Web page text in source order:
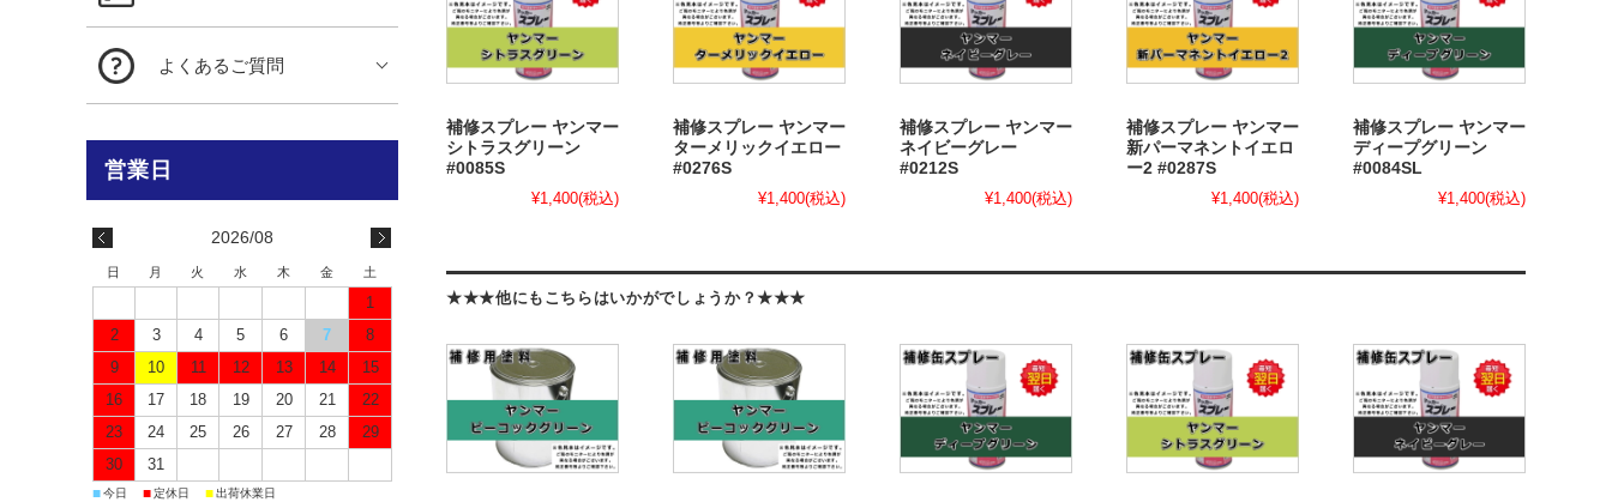
補修スプレー ヤンマー
シトラスグリーン
#0085S
¥1,400(税込)
補修スプレー ヤンマー
ターメリックイエロー
#0276S
¥1,400(税込)
補修スプレー ヤンマー
ネイビーグレー
#0212S
¥1,400(税込)
補修スプレー ヤンマー
新パーマネントイエロ
ー2 #0287S
¥1,400(税込)
補修スプレー ヤンマー
ディープグリーン
#0084SL
¥1,400(税込)
★★★他にもこちらはいかがでしょうか？★★★
よくあるご質問
2026/08
日 月 火 水 木 金 土
1
2
3 4 5 6 7
8
9
10 11 12 13 14
15
16
17 18 19 20 21
22
23
24 25 26 27 28
29
30
31
■今日 ■定休日 ■出荷休業日